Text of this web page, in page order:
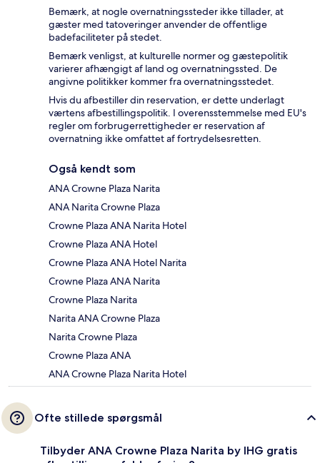
Bemærk, at nogle overnatningssteder ikke tillader, at
gæster med tatoveringer anvender de offentlige
badefaciliteter på stedet.
Bemærk venligst, at kulturelle normer og gæstepolitik
varierer afhængigt af land og overnatningssted. De
angivne politikker kommer fra overnatningsstedet.
Hvis du afbestiller din reservation, er dette underlagt
værtens afbestillingspolitik. I overensstemmelse med EU's
regler om forbrugerrettigheder er reservation af
overnatning ikke omfattet af fortrydelsesretten.
Også kendt som
ANA Crowne Plaza Narita
ANA Narita Crowne Plaza
Crowne Plaza ANA Narita Hotel
Crowne Plaza ANA Hotel
Crowne Plaza ANA Hotel Narita
Crowne Plaza ANA Narita
Crowne Plaza Narita
Narita ANA Crowne Plaza
Narita Crowne Plaza
Crowne Plaza ANA
ANA Crowne Plaza Narita Hotel
Ofte stillede spørgsmål
Tilbyder ANA Crowne Plaza Narita by IHG gratis